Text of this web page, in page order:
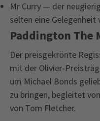
Mr Curry — der
selten eine Gelegenheit
Paddington The
Der preisgekrönte
mit der Olivier-
um Michael Bonds
zu bringen, begleitet
von Tom Fletcher.